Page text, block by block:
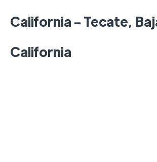
California - Tecate,
California